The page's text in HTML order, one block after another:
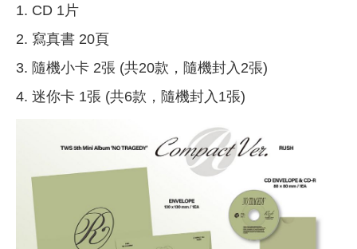
1. CD 1片
2. 寫真書 20頁
3. 隨機小卡 2張 (共20款，隨機封入2張)
4. 迷你卡 1張 (共6款，隨機封入1張)